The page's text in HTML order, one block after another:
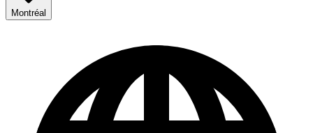
Montréal